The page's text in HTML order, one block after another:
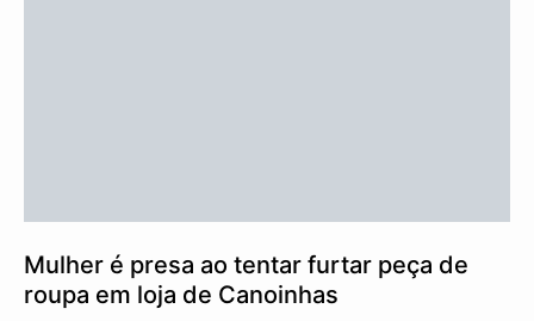
Mulher é presa ao tentar furtar peça de
roupa em loja de Canoinhas